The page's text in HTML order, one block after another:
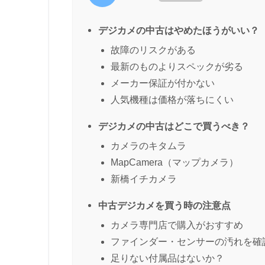
デジカメの中古はやめたほうがいい？
故障のリスクがある
最新のものよりスペックが劣る
メーカー保証が付かない
人気機種は価格が落ちにくい
デジカメの中古はどこで買うべき？
カメラのキタムラ
MapCamera（マップカメラ）
新橋イチカメラ
中古デジカメを買う時の注意点
カメラ専門店で購入がおすすめ
ファインダー・センサーの汚れを確
足りない付属品はないか？